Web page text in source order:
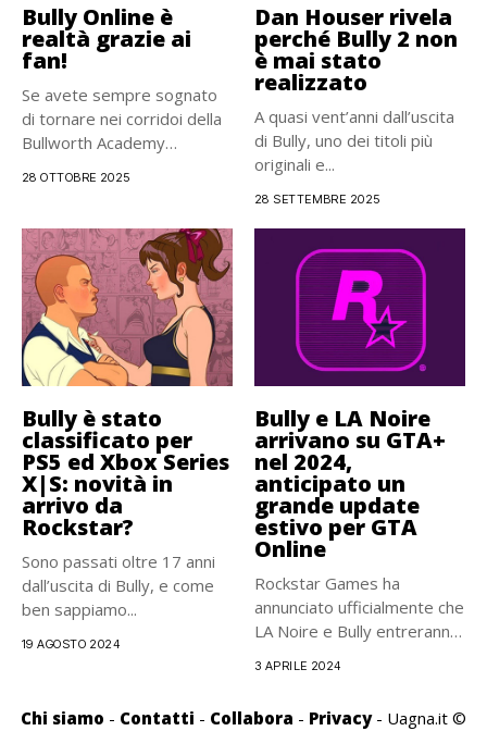
Bully Online è
realtà grazie ai
fan!
Se avete sempre sognato
di tornare nei corridoi della
Bullworth Academy
28 OTTOBRE 2025
Dan Houser rivela
perché Bully 2 non
è mai stato
realizzato
A quasi vent’anni dall’uscita
di Bully, uno dei titoli più
originali e...
28 SETTEMBRE 2025
Bully è stato
classificato per
PS5 ed Xbox Series
X|S: novità in
arrivo da
Rockstar?
Sono passati oltre 17 anni
dall’uscita di Bully, e come
ben sappiamo...
19 AGOSTO 2024
Bully e LA Noire
arrivano su GTA+
nel 2024,
anticipato un
grande update
estivo per GTA
Online
Rockstar Games ha
annunciato ufficialmente che
LA Noire e Bully entreranno
3 APRILE 2024
Chi siamo - Contatti - Collabora - Privacy- Uagna.it ©